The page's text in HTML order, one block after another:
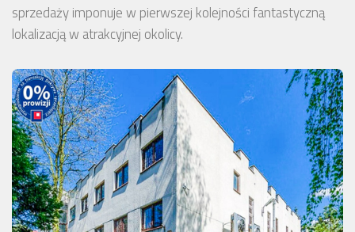
sprzedaży imponuje w pierwszej kolejności fantastyczną
lokalizacją w atrakcyjnej okolicy.